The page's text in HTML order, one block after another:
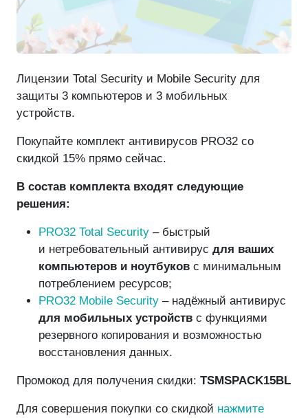
Лицензии Total Security и Mobile Security для
защиты 3 компьютеров и 3 мобильных
устройств.
Покупайте комплект антивирусов PRO32 со
скидкой 15% прямо сейчас.
В состав комплекта входят следующие
решения:
PRO32 Total Security – быстрый
и нетребовательный антивирус для ваших
компьютеров и ноутбуков с минимальным
потреблением ресурсов;
PRO32 Mobile Security – надёжный антивирус
для мобильных устройств с функциями
резервного копирования и возможностью
восстановления данных.
Промокод для получения скидки: TSMSPACK15BL
Для совершения покупки со скидкой нажмите